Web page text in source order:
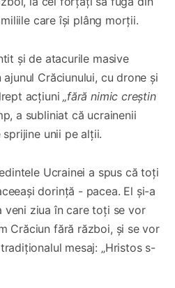
care își plâng morții.
și de atacurile masive
Crăciunului, cu drone și
acțiuni„fără nimic creștin
a subliniat că ucrainenii
unii pe alții.
Ucrainei a spus că toți
dorință - pacea. El și-a
veni ziua în care toți se vor
Crăciun fără război, și se vor
mesaj: „Hristos s-